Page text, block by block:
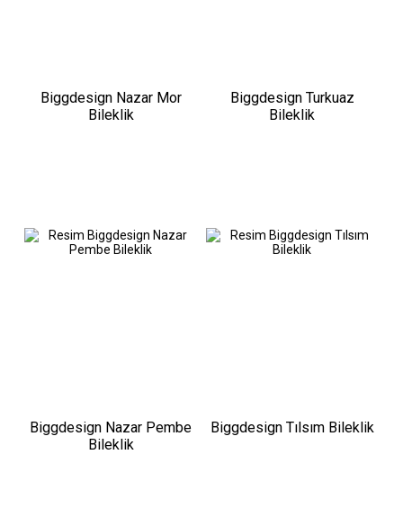
Biggdesign Nazar Mor
Bileklik
Biggdesign Turkuaz
Bileklik
Biggdesign Nazar Pembe
Bileklik
Biggdesign Tılsım Bileklik